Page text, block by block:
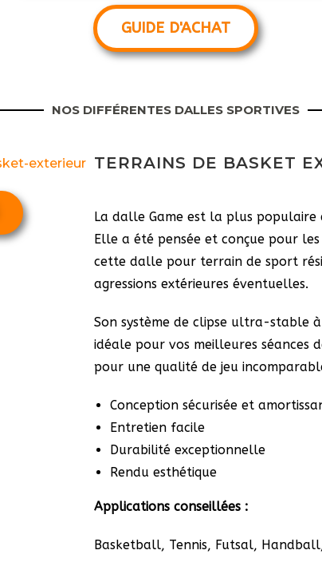
GUIDE D'ACHAT
NOS DIFFÉRENTES DALLES SPORTIVES
TERRAINS DE BASKET
La dalle Game est la plus
Elle a été pensée et conçue pour
cette dalle pour terrain de sport
agressions extérieures éventuelles.
Son système de clipse ultra-stable
idéale pour vos meilleures
pour une qualité de jeu
Conception sécurisée et
Entretien facile
Durabilité exceptionnelle
Rendu esthétique
Applications conseillées :
Basketball, Tennis, Futsal,